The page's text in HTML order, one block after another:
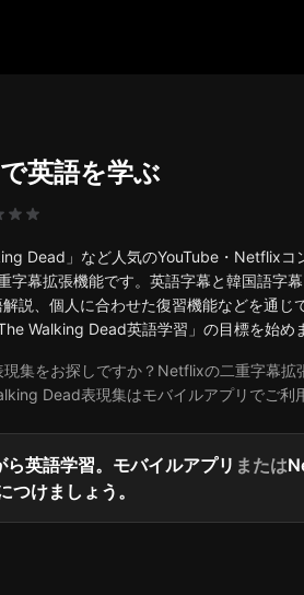
英語を学ぶ
Dead」など人気のYouTube・Netflix
字幕拡張機能です。英語字幕と韓国語字
説、個人に合わせた復習機能などを通
Walking Dead英語学習」の目標を始め
集をお探しですか？Netflixの二重字幕
Dead表現集はモバイルアプリでご利
英語学習。モバイルアプリ または
けましょう。